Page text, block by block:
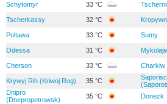
Schytomyr 33 °C
Tscherkassy 32 °C
Poltawa 33 °C Sumy
Odessa 31 °C
Cherson 33 °C Charkiw
Krywyj Rih (Kriwoj Rog) 35 °C
Dnipro
(Dnepropetrowsk)
35 °C Donezk